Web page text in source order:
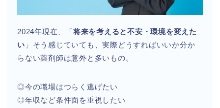
2024年現在、「将来を考えると不安・環境を変えた
い 」そう感じていても、実際どうすればいいか分か
らない薬剤師は意外と多いもの。
◎今の職場はつらく逃げたい
◎年収など条件面を重視したい